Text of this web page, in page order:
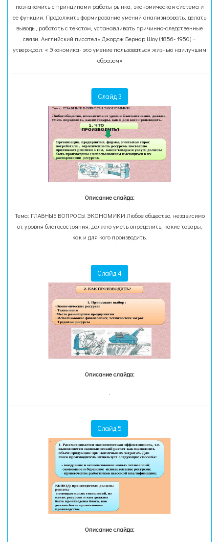
познакомить с принципами работы рынка, экономическая система и
ее функции. Продолжить формирование умений анализировать, делать
выводы, работать с текстом, устанавливать причинно-следственные
связи. Английский писатель Джордж Бернар Шоу (1856- 1950) –
утверждал: « Экономика- это умение пользоваться жизнью наилучшим
образом»
Слайд 3
Описание слайда:
Тема: ГЛАВНЫЕ ВОПРОСЫ ЭКОНОМИКИ Любое общество, независимо
от уровня благосостояния, должно уметь определить, какие товары,
как и для кого производить.
Слайд 4
Описание слайда:
Слайд 5
Описание слайда: